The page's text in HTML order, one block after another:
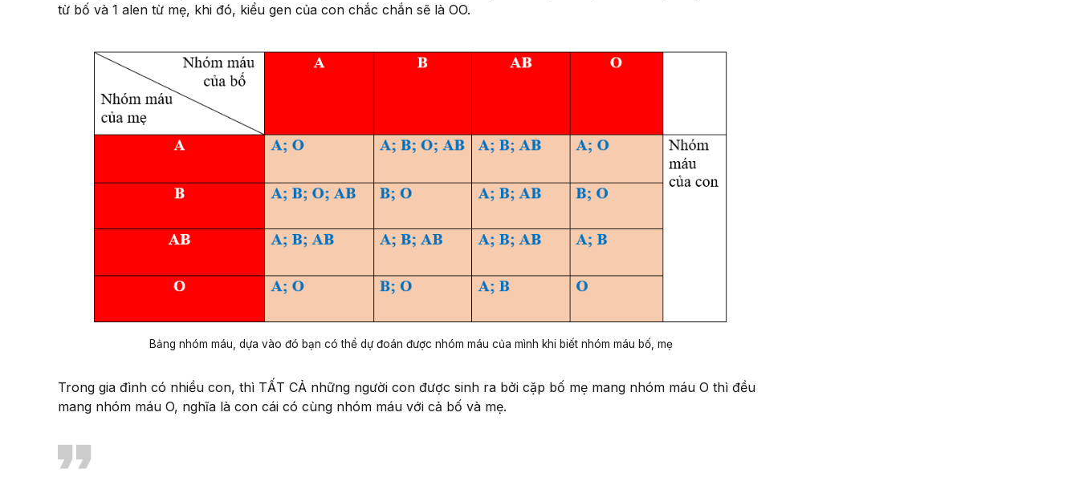
từ bố và 1 alen từ mẹ, khi đó, kiểu gen của con chắc chắn sẽ là OO.
Bảng nhóm máu, dựa vào đó bạn có thể dự đoán được nhóm máu của mình khi biết nhóm máu bố, mẹ
Trong gia đình có nhiều con, thì TẤT CẢ những người con được sinh ra bởi cặp bố mẹ mang nhóm máu O thì đều
mang nhóm máu O, nghĩa là con cái có cùng nhóm máu với cả bố và mẹ.